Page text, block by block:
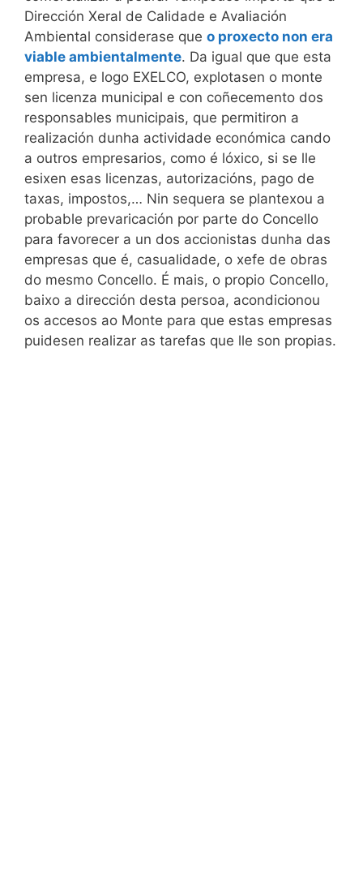
Dirección Xeral de Calidade e Avaliación
Ambiental considerase que o proxecto non era
viable ambientalmente. Da igual que que esta
empresa, e logo EXELCO, explotasen o monte
sen licenza municipal e con coñecemento dos
responsables municipais, que permitiron a
realización dunha actividade económica cando
a outros empresarios, como é lóxico, si se lle
esixen esas licenzas, autorizacións, pago de
taxas, impostos,… Nin sequera se plantexou a
probable prevaricación por parte do Concello
para favorecer a un dos accionistas dunha das
empresas que é, casualidade, o xefe de obras
do mesmo Concello. É mais, o propio Concello,
baixo a dirección desta persoa, acondicionou
os accesos ao Monte para que estas empresas
puidesen realizar as tarefas que lle son propias.